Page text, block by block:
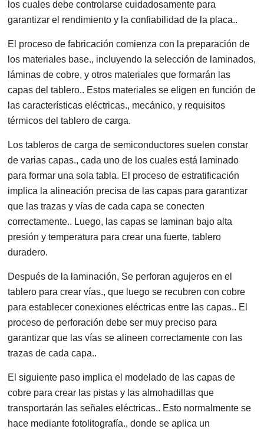
los cuales debe controlarse cuidadosamente para
garantizar el rendimiento y la confiabilidad de la placa..
El proceso de fabricación comienza con la preparación de
los materiales base., incluyendo la selección de laminados,
láminas de cobre, y otros materiales que formarán las
capas del tablero.. Estos materiales se eligen en función de
las características eléctricas., mecánico, y requisitos
térmicos del tablero de carga.
Los tableros de carga de semiconductores suelen constar
de varias capas., cada uno de los cuales está laminado
para formar una sola tabla. El proceso de estratificación
implica la alineación precisa de las capas para garantizar
que las trazas y vías de cada capa se conecten
correctamente.. Luego, las capas se laminan bajo alta
presión y temperatura para crear una fuerte, tablero
duradero.
Después de la laminación, Se perforan agujeros en el
tablero para crear vías., que luego se recubren con cobre
para establecer conexiones eléctricas entre las capas.. El
proceso de perforación debe ser muy preciso para
garantizar que las vías se alineen correctamente con las
trazas de cada capa..
El siguiente paso implica el modelado de las capas de
cobre para crear las pistas y las almohadillas que
transportarán las señales eléctricas.. Esto normalmente se
hace mediante fotolitografía., donde se aplica un